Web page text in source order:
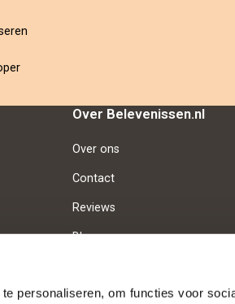
personaliseren, om functies voor
Over Belevenissen.nl
Over ons
Contact
Reviews
Blog